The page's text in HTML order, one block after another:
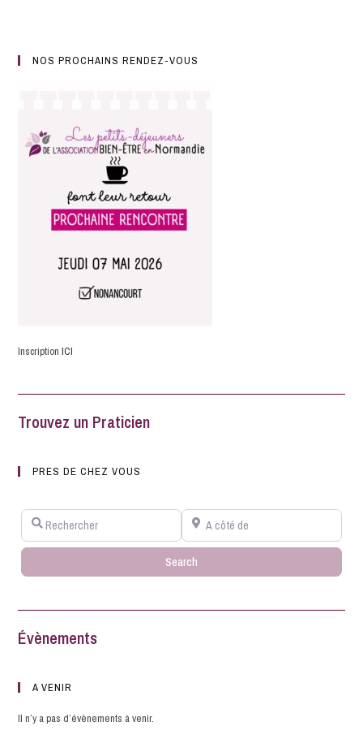
NOS PROCHAINS RENDEZ-VOUS
InscriptionICI
Trouvez un Praticien
PRES DE CHEZ VOUS
Rechercher A côté de
Search
Évènements
A VENIR
Il n’y a pas d’évènements à venir.